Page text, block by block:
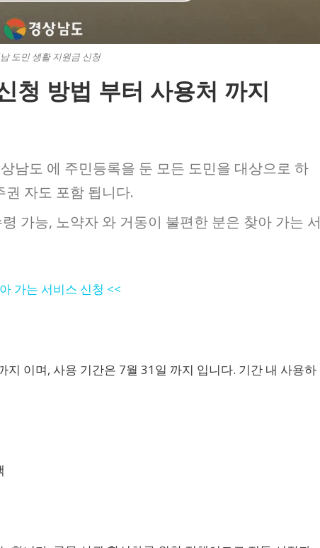
도민 생활 지원금 신청
청 방법 부터 사용처 까지
남도 에 주민등록을 둔 모든 도민을 대상으로 하
자도 포함 됩니다.
가능, 노약자 와 거동이 불편한 분은 찾아 가는 서
가는 서비스 신청 <<
이며, 사용 기간은 7월 31일 까지 입니다. 기간 내 사용하